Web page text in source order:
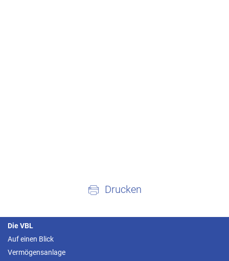
Drucken
Die VBL
Auf einen Blick
Vermögensanlage